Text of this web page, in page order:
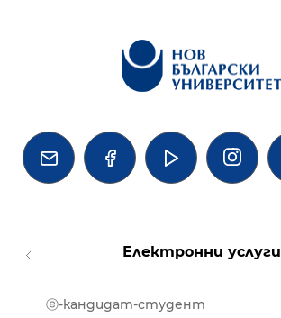
  
Електронни услуги
ⓔ-кандидат-студент